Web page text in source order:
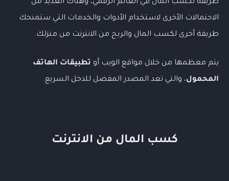
طريقة لكسب المال في العالم الرقمي، وهناك العديد من
الاحتمالات الأخرى لاستخدام الأدوات والخدمات التي ستمنحك
طريقة أخرى لكسب المال والربح من الانترنت من منزلك.
يتم معظمها من خلال مواقع الويب أو تطبيقات الهاتف
المحمول، والتي تعد المصدر المفضل للدخل السريع.
كسب المال من الانترنت